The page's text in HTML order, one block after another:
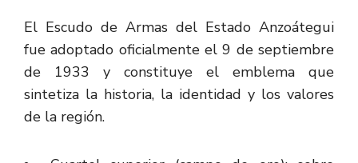
El Escudo de Armas del Estado Anzoátegui
fue adoptado oficialmente el 9 de septiembre
de 1933 y constituye el emblema que
sintetiza la historia, la identidad y los valores
de la región.